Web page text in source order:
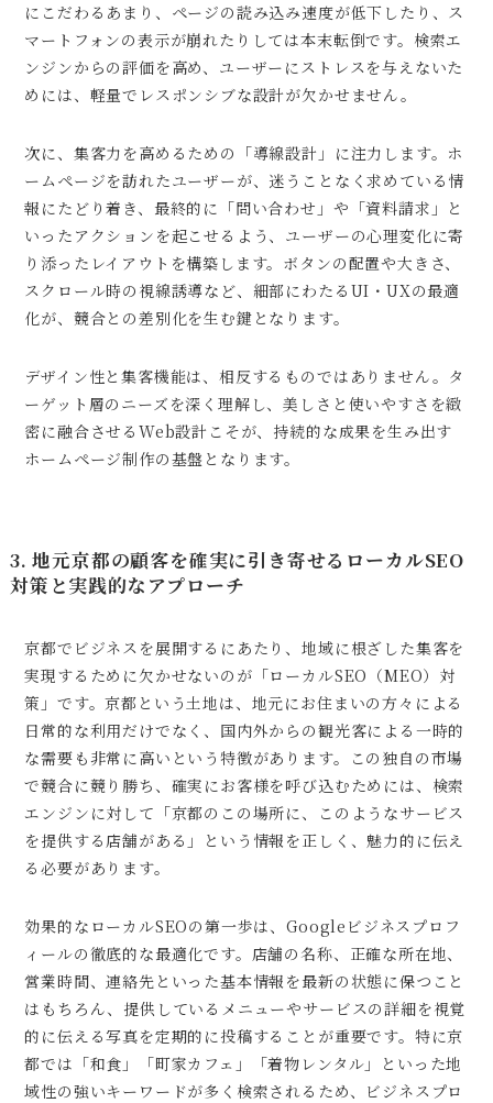
にこだわるあまり、ページの読み込み速度が低下したり、ス
マートフォンの表示が崩れたりしては本末転倒です。検索エ
ンジンからの評価を高め、ユーザーにストレスを与えないた
めには、軽量でレスポンシブな設計が欠かせません。
次に、集客力を高めるための「導線設計」に注力します。ホ
ームページを訪れたユーザーが、迷うことなく求めている情
報にたどり着き、最終的に「問い合わせ」や「資料請求」と
いったアクションを起こせるよう、ユーザーの心理変化に寄
り添ったレイアウトを構築します。ボタンの配置や大きさ、
スクロール時の視線誘導など、細部にわたるUI・UXの最適
化が、競合との差別化を生む鍵となります。
デザイン性と集客機能は、相反するものではありません。タ
ーゲット層のニーズを深く理解し、美しさと使いやすさを緻
密に融合させるWeb設計こそが、持続的な成果を生み出す
ホームページ制作の基盤となります。
3. 地元京都の顧客を確実に引き寄せるローカルSEO
対策と実践的なアプローチ
京都でビジネスを展開するにあたり、地域に根ざした集客を
実現するために欠かせないのが「ローカルSEO（MEO）対
策」です。京都という土地は、地元にお住まいの方々による
日常的な利用だけでなく、国内外からの観光客による一時的
な需要も非常に高いという特徴があります。この独自の市場
で競合に競り勝ち、確実にお客様を呼び込むためには、検索
エンジンに対して「京都のこの場所に、このようなサービス
を提供する店舗がある」という情報を正しく、魅力的に伝え
る必要があります。
効果的なローカルSEOの第一歩は、Googleビジネスプロフ
ィールの徹底的な最適化です。店舗の名称、正確な所在地、
営業時間、連絡先といった基本情報を最新の状態に保つこと
はもちろん、提供しているメニューやサービスの詳細を視覚
的に伝える写真を定期的に投稿することが重要です。特に京
都では「和食」「町家カフェ」「着物レンタル」といった地
域性の強いキーワードが多く検索されるため、ビジネスプロ